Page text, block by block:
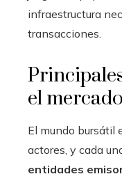
infraestructura
transacciones.
el
El mundo bursátil
actores, y cada
entidades